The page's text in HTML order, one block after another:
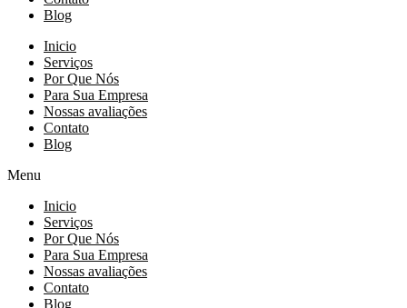
Blog
Inicio
Serviços
Por Que Nós
Para Sua Empresa
Nossas avaliações
Contato
Blog
Menu
Inicio
Serviços
Por Que Nós
Para Sua Empresa
Nossas avaliações
Contato
Blog